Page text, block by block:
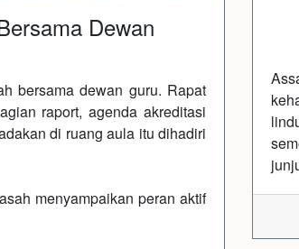
Dewan
bersama dewan guru. Rapat
raport, agenda akreditasi
di ruang aula itu dihadiri
menyampaikan peran aktif